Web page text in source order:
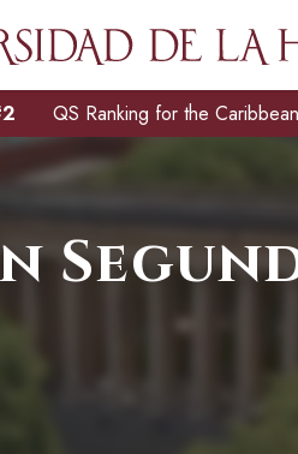
QS Ranking for the Caribbean